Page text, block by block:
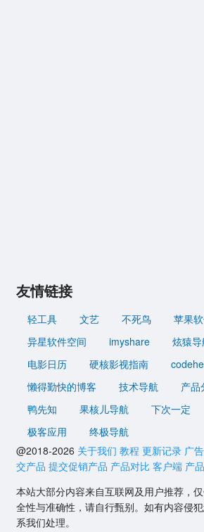
友情链接
轻工具 文艺 不死鸟
苹果
异星软件空间
imyshare 炫猿
电影日历
硬核影视指南
懒得勤快的博客
技术导航
产品
鸭先知
果核儿导航 下次一定
极客应用
终极导航
@2018-2026 关于我们 教程 更新记录 广
交产品 提交促销产品 产品对比 客户端 产
本站大部分内容来自互联网及用户推荐，
全性与准确性，请自行甄别。如有内容侵
系我们处理。